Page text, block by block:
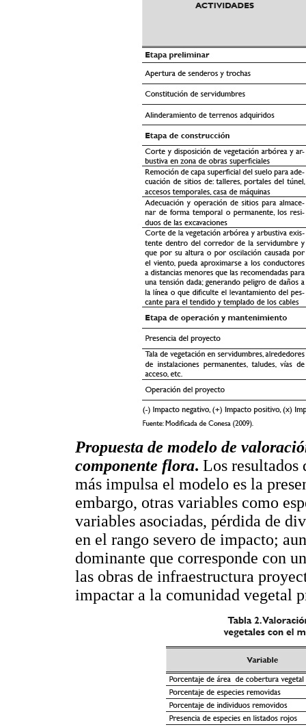
Propuesta de modelo de
componente flora. Los resultados
más impulsa el modelo es la
embargo, otras variables como
variables asociadas, pérdida de
en el rango severo de impacto;
dominante que corresponde con
las obras de infraestructura
impactar a la comunidad vegetal